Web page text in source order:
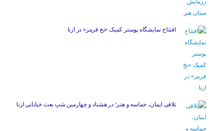
افتتاح نمایشگاه پوستر کمیک «نخ قرمز» در ازنا
تلاقی ایمان، حماسه و هنر؛ در هشتاد و چهارمین شبِ بعث خیابانی ازنا